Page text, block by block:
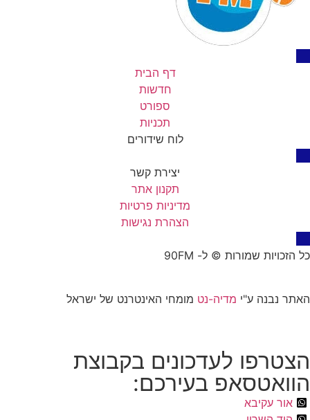
דף הבית
חדשות
ספורט
תכניות
לוח שידורים
יצירת קשר
תקנון אתר
מדיניות פרטיות
הצהרת נגישות
כל הזכויות שמורות © ל- 90FM
האתר נבנה ע"י מדיה-נט מומחי האינטרנט של ישראל
הצטרפו לעדכונים בקבוצת
הוואטסאפ בעירכם:
אור עקיבא